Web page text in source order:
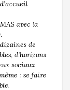
avec la
de
d’horizons
sociaux
: se faire